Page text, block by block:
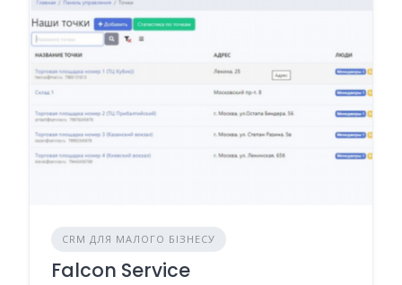
CRM ДЛЯ МАЛОГО БІЗНЕСУ
Falcon Service